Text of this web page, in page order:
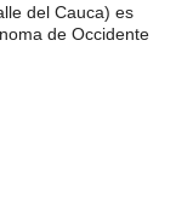
del Cauca) es
de Occidente